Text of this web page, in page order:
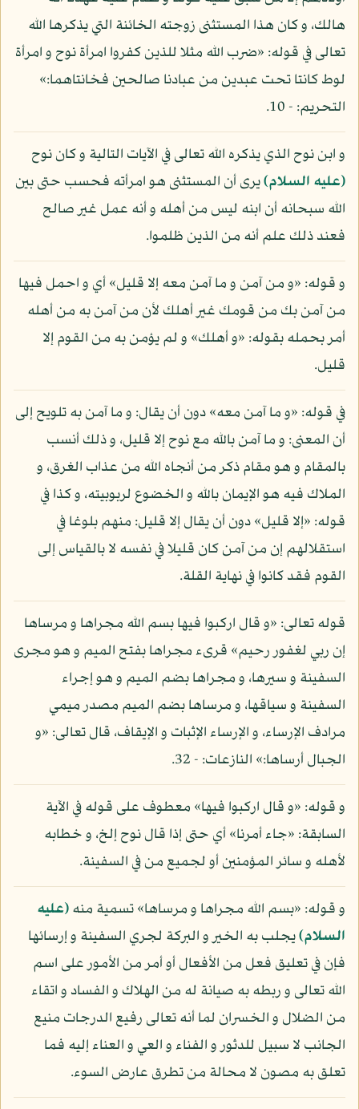
هالك، و كان هذا المستثنى زوجته الخائنة التي يذكرها الله
تعالى في قوله: «ضرب الله مثلا للذين كفروا امرأة نوح و امرأة
لوط كانتا تحت عبدين من عبادنا صالحين فخانتاهما:»
التحريم: - 10.
و ابن نوح الذي يذكره الله تعالى في الآيات التالية و كان نوح
(عليه السلام)يرى أن المستثنى هو امرأته فحسب حتى بين
الله سبحانه أن ابنه ليس من أهله و أنه عمل غير صالح
فعند ذلك علم أنه من الذين ظلموا.
و قوله: «و من آمن و ما آمن معه إلا قليل» أي و احمل فيها
من آمن بك من قومك غير أهلك لأن من آمن به من أهله
أمر بحمله بقوله: «و أهلك» و لم يؤمن به من القوم إلا
قليل.
في قوله: «و ما آمن معه» دون أن يقال: و ما آمن به تلويح إلى
أن المعنى: و ما آمن بالله مع نوح إلا قليل، و ذلك أنسب
بالمقام و هو مقام ذكر من أنجاه الله من عذاب الغرق، و
الملاك فيه هو الإيمان بالله و الخضوع لربوبيته، و كذا في
قوله: «إلا قليل» دون أن يقال إلا قليل: منهم بلوغا في
استقلالهم إن من آمن كان قليلا في نفسه لا بالقياس إلى
القوم فقد كانوا في نهاية القلة.
قوله تعالى: «و قال اركبوا فيها بسم الله مجراها و مرساها
إن ربي لغفور رحيم» قرىء مجراها بفتح الميم و هو مجرى
السفينة و سيرها، و مجراها بضم الميم و هو إجراء
السفينة و سياقها، و مرساها بضم الميم مصدر ميمي
مرادف الإرساء، و الإرساء الإثبات و الإيقاف، قال تعالى: «و
الجبال أرساها:» النازعات: - 32.
و قوله: «و قال اركبوا فيها» معطوف على قوله في الآية
السابقة: «جاء أمرنا» أي حتى إذا قال نوح إلخ، و خطابه
لأهله و سائر المؤمنين أو لجميع من في السفينة.
و قوله: «بسم الله مجراها و مرساها» تسمية منه(عليه
السلام)يجلب به الخير و البركة لجري السفينة و إرسائها
فإن في تعليق فعل من الأفعال أو أمر من الأمور على اسم
الله تعالى و ربطه به صيانة له من الهلاك و الفساد و اتقاء
من الضلال و الخسران لما أنه تعالى رفيع الدرجات منيع
الجانب لا سبيل للدثور و الفناء و العي و العناء إليه فما
تعلق به مصون لا محالة من تطرق عارض السوء.